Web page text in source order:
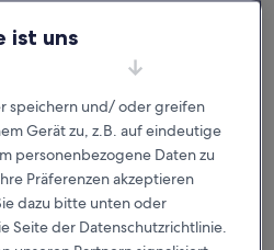
ist uns
speichern und/ oder greifen
Gerät zu, z.B. auf eindeutige
personenbezogene Daten zu
Präferenzen akzeptieren
dazu bitte unten oder
Seite der Datenschutzrichtlinie.